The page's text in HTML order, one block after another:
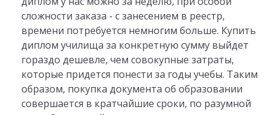
сложности заказа - с занесением в реестр,
времени потребуется немногим больше. Купить
диплом училища за конкретную сумму выйдет
гораздо дешевле, чем совокупные затраты,
которые придется понести за годы учебы. Таким
образом, покупка документа об образовании
совершается в кратчайшие сроки, по разумной